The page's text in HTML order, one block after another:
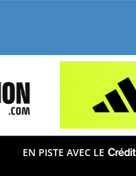
EN PISTE AVEC LE